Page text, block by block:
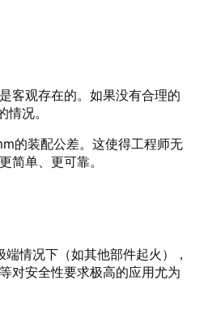
客观存在的。如果没有合理的
况。
的装配公差。这使得工程师无
简单、更可靠。
端情况下（如其他部件起火），
对安全性要求极高的应用尤为